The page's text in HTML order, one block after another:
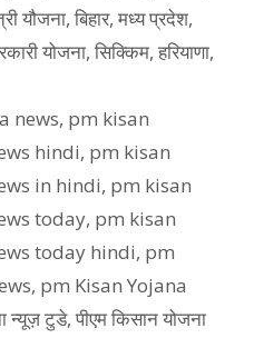
यौजना, बिहार, मध्य प्रदेश,
योजना, सिक्किम, हरियाणा,
news, pm kisan
hindi, pm kisan
in hindi, pm kisan
today, pm kisan
today hindi, pm
, pm Kisan Yojana
न्यूज़ टुडे, पीएम किसान योजना